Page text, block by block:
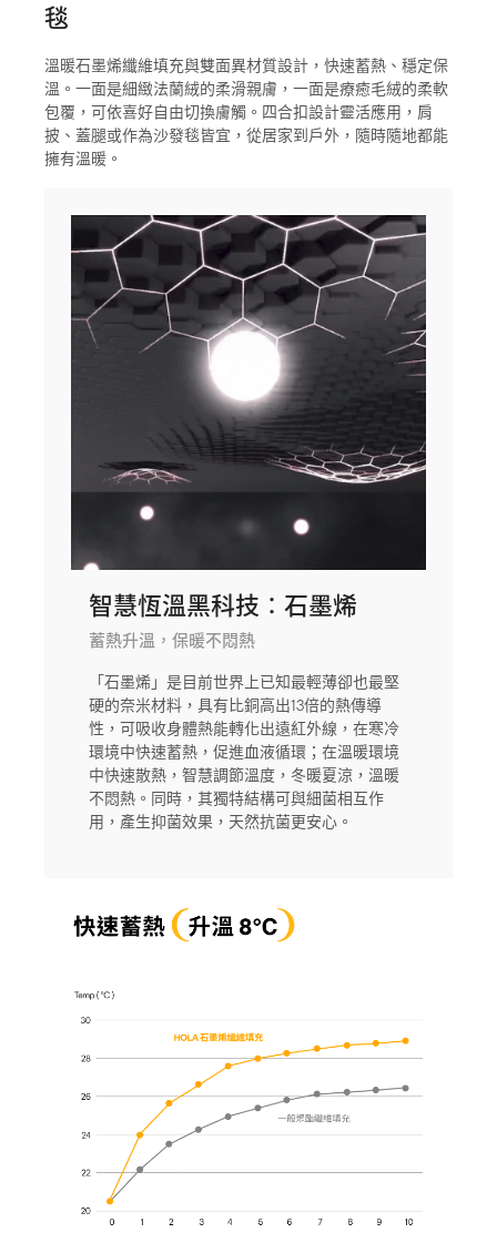
毯
溫暖石墨烯纖維填充與雙面異材質設計，快速蓄熱、穩定保
溫。一面是細緻法蘭絨的柔滑親膚，一面是療癒毛絨的柔軟
包覆，可依喜好自由切換膚觸。四合扣設計靈活應用，肩
披、蓋腿或作為沙發毯皆宜，從居家到戶外，隨時隨地都能
擁有溫暖。
智慧恆溫黑科技：石墨烯
蓄熱升溫，保暖不悶熱
「石墨烯」是目前世界上已知最輕薄卻也最堅
硬的奈米材料，具有比銅高出13倍的熱傳導
性，可吸收身體熱能轉化出遠紅外線，在寒冷
環境中快速蓄熱，促進血液循環；在溫暖環境
中快速散熱，智慧調節溫度，冬暖夏涼，溫暖
不悶熱。同時，其獨特結構可與細菌相互作
用，產生抑菌效果，天然抗菌更安心。